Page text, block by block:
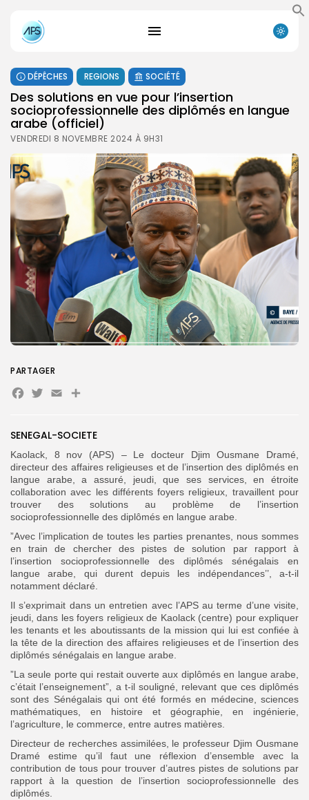
Search
DÉPÊCHES REGIONS SOCIÉTÉ
Des solutions en vue pour l’insertion
socioprofessionnelle des diplômés en langue
arabe (officiel)
VENDREDI 8 NOVEMBRE 2024 À 9H31
SENEGAL-SOCIETE
Kaolack, 8 nov (APS) – Le docteur Djim Ousmane Dramé,
directeur des affaires religieuses et de l’insertion des diplômés en
langue arabe, a assuré, jeudi, que ses services, en étroite
collaboration avec les différents foyers religieux, travaillent pour
trouver des solutions au problème de l’insertion
socioprofessionnelle des diplômés en langue arabe.
”Avec l’implication de toutes les parties prenantes, nous sommes
en train de chercher des pistes de solution par rapport à
l’insertion socioprofessionnelle des diplômés sénégalais en
langue arabe, qui durent depuis les indépendances’’, a-t-il
notamment déclaré.
Il s’exprimait dans un entretien avec l’APS au terme d’une visite,
jeudi, dans les foyers religieux de Kaolack (centre) pour expliquer
les tenants et les aboutissants de la mission qui lui est confiée à
la tête de la direction des affaires religieuses et de l’insertion des
diplômés sénégalais en langue arabe.
”La seule porte qui restait ouverte aux diplômés en langue arabe,
c’était l’enseignement”, a t-il souligné, relevant que ces diplômés
sont des Sénégalais qui ont été formés en médecine, sciences
mathématiques, en histoire et géographie, en ingénierie,
l’agriculture, le commerce, entre autres matières.
Directeur de recherches assimilées, le professeur Djim Ousmane
Dramé estime qu’il faut une réflexion d’ensemble avec la
contribution de tous pour trouver d’autres pistes de solutions par
rapport à la question de l’insertion socioprofessionnelle des
diplômés.
PARTAGER
Facebook
Twitter
EmailPartager